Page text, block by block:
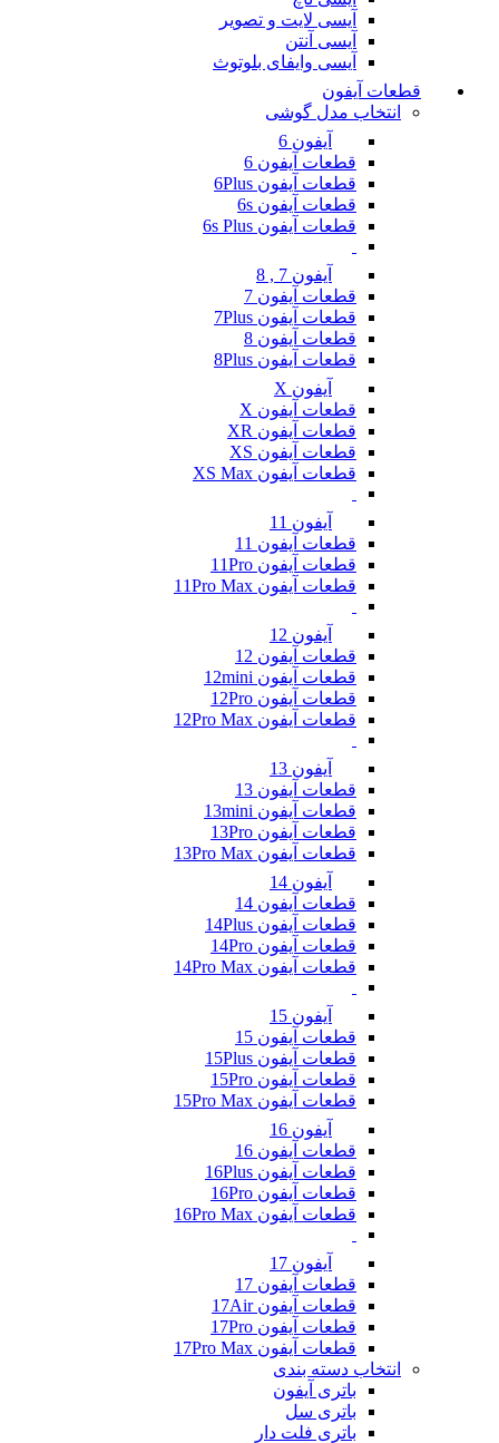
آیسی لایت و تصویر
آیسی آنتن
آیسی وایفای بلوتوث
قطعات آیفون
انتخاب مدل گوشی
آیفون 6
قطعات آیفون 6
قطعات آیفون 6Plus
قطعات آیفون 6s
قطعات آیفون 6s Plus
آیفون 7 , 8
قطعات آیفون 7
قطعات آیفون 7Plus
قطعات آیفون 8
قطعات آیفون 8Plus
آیفون X
قطعات آیفون X
قطعات آیفون XR
قطعات آیفون XS
قطعات آیفون XS Max
آیفون 11
قطعات آیفون 11
قطعات آیفون 11Pro
قطعات آیفون 11Pro Max
آیفون 12
قطعات آیفون 12
قطعات آیفون 12mini
قطعات آیفون 12Pro
قطعات آیفون 12Pro Max
آیفون 13
قطعات آیفون 13
قطعات آیفون 13mini
قطعات آیفون 13Pro
قطعات آیفون 13Pro Max
آیفون 14
قطعات آیفون 14
قطعات آیفون 14Plus
قطعات آیفون 14Pro
قطعات آیفون 14Pro Max
آیفون 15
قطعات آیفون 15
قطعات آیفون 15Plus
قطعات آیفون 15Pro
قطعات آیفون 15Pro Max
آیفون 16
قطعات آیفون 16
قطعات آیفون 16Plus
قطعات آیفون 16Pro
قطعات آیفون 16Pro Max
آیفون 17
قطعات آیفون 17
قطعات آیفون 17Air
قطعات آیفون 17Pro
قطعات آیفون 17Pro Max
انتخاب دسته بندی
باتری آیفون
باتری سل
باتری فلت دار